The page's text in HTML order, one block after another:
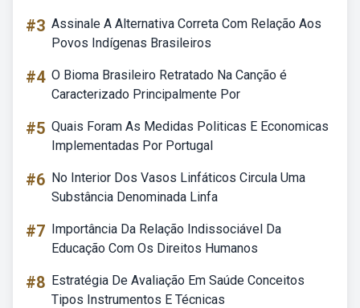
#3 Assinale A Alternativa Correta Com Relação Aos
Povos Indígenas Brasileiros
#4 O Bioma Brasileiro Retratado Na Canção é
Caracterizado Principalmente Por
#5 Quais Foram As Medidas Politicas E Economicas
Implementadas Por Portugal
#6 No Interior Dos Vasos Linfáticos Circula Uma
Substância Denominada Linfa
#7 Importância Da Relação Indissociável Da
Educação Com Os Direitos Humanos
#8 Estratégia De Avaliação Em Saúde Conceitos
Tipos Instrumentos E Técnicas